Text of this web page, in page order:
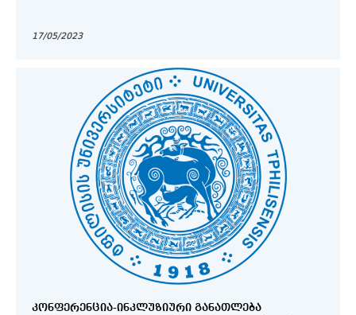
17/05/2023
ᲙᲝᲜᲤᲔᲠᲔᲜᲪᲘᲐ-ᲘᲜᲙᲚᲣᲖᲘᲣᲠᲘ ᲒᲐᲜᲐᲗᲚᲔᲑᲐ